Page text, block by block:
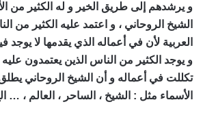
و يرشدهم إلى طريق الخير و له الكثير من
الشيخ الروحاني ، و اعتمد عليه الكثير من
العربية لأن في أعماله الذي يقدمها لا يوجد
و يوجد الكثير من الناس الذين يعتمدون
تكللت في أعماله و أن الشيخ الروحاني
الأسماء مثل : الشيخ ، الساحر ، العالم ، …